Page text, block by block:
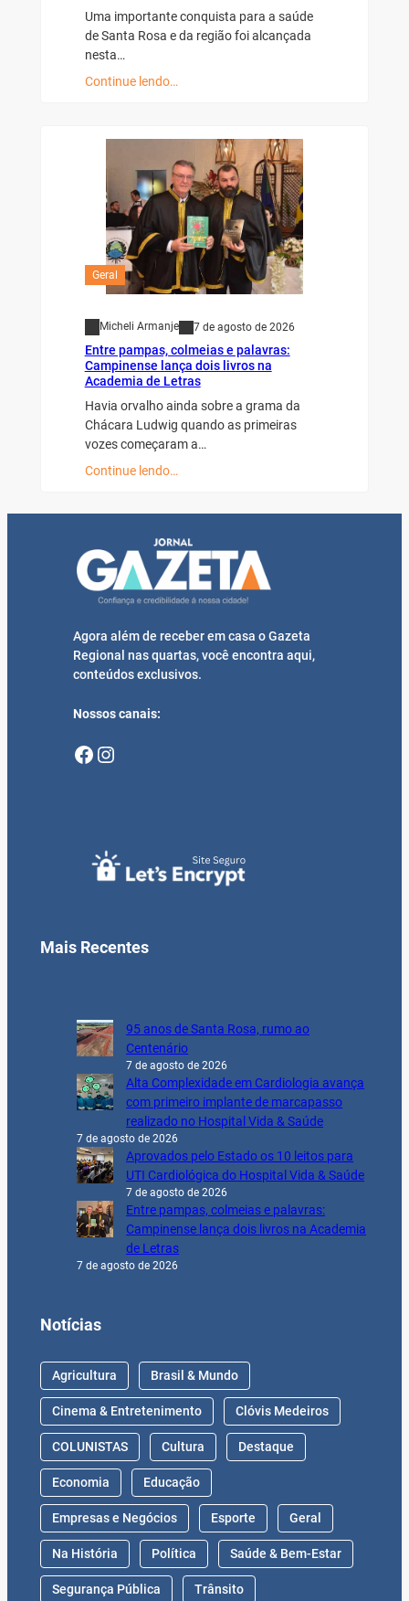
Uma importante conquista para a saúde
de Santa Rosa e da região foi alcançada
nesta…
Continue lendo…
Geral
Micheli Armanje 7 de agosto de 2026
Entre pampas, colmeias e palavras:
Campinense lança dois livros na
Academia de Letras
Havia orvalho ainda sobre a grama da
Chácara Ludwig quando as primeiras
vozes começaram a…
Continue lendo…
Agora além de receber em casa o Gazeta
Regional nas quartas, você encontra aqui,
conteúdos exclusivos.
Nossos canais:
Facebook Instagram
Mais Recentes
95 anos de Santa Rosa, rumo ao
Centenário
7 de agosto de 2026
Alta Complexidade em Cardiologia avança
com primeiro implante de marcapasso
realizado no Hospital Vida & Saúde
7 de agosto de 2026
Aprovados pelo Estado os 10 leitos para
UTI Cardiológica do Hospital Vida & Saúde
7 de agosto de 2026
Entre pampas, colmeias e palavras:
Campinense lança dois livros na Academia
de Letras
7 de agosto de 2026
Notícias
Agricultura Brasil & Mundo
Cinema & Entretenimento Clóvis Medeiros
COLUNISTAS Cultura Destaque
Economia Educação
Empresas e Negócios Esporte Geral
Na História Política Saúde & Bem-Estar
Segurança Pública Trânsito